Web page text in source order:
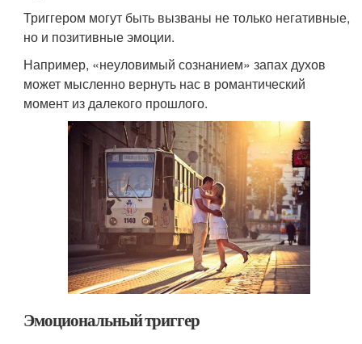
Триггером могут быть вызваны не только негативные,
но и позитивные эмоции.
Например, «неуловимый сознанием» запах духов
может мысленно вернуть нас в романтический
момент из далекого прошлого.
Эмоциональный триггер